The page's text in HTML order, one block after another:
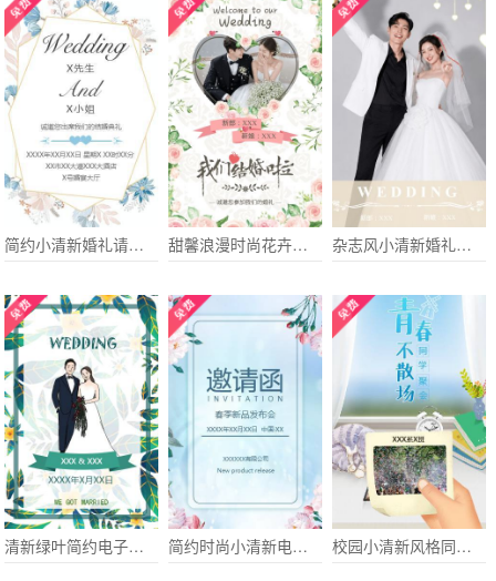
简约小清新婚礼请柬电子请柬 甜馨浪漫时尚花卉小清新完美婚礼/婚宴电子请柬 杂志风小清新婚礼请柬电子请柬
清新绿叶简约电子请柬婚礼请柬喜帖 简约时尚小清新电子请柬淡蓝花卉会议会展 校园小清新风格同学会聚会邀请函